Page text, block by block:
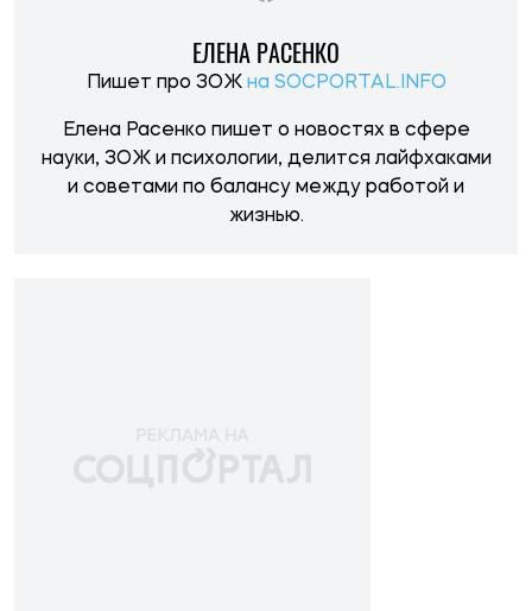
ЕЛЕНА РАСЕНКО
Пишет про ЗОЖ на SOCPORTAL.INFO
Елена Расенко пишет о новостях в сфере
науки, ЗОЖ и психологии, делится лайфхаками
и советами по балансу между работой и
жизнью.